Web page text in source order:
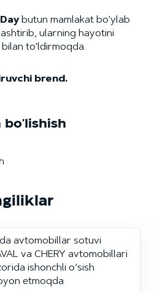
butun mamlakat bo'ylab
ularning hayotini
bilan to'ldirmoqda.
brend.
bo'lishish
avtomobillar sotuvi
va CHERY avtomobillari
ishonchli o‘sish
etmoqda